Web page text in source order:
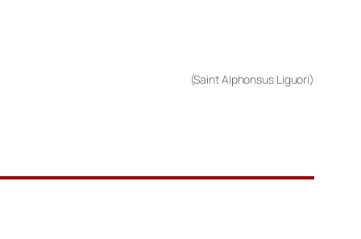
(Saint Alphonsus Liguori)